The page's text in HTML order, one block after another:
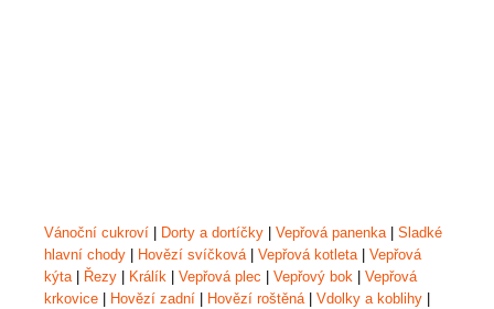
Vánoční cukroví Dorty a dortíčky Vepřová panenka| Sladké
hlavní chody
Hovězí svíčková| Vepřová kotleta| Vepřová
kýta| Řezy Králík Vepřová plec Vepřový bok
Vepřová
krkovice
Hovězí zadní Hovězí roštěná| Vdolky a koblihy